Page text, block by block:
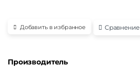
Добавить в избранное Сравнение
Производитель